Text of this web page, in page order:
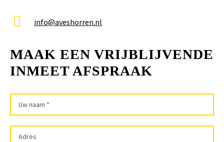
info@aveshorren.nl
MAAK EEN VRIJBLIJVENDE
INMEET AFSPRAAK